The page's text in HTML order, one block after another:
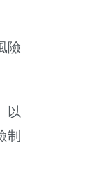
險
以
制